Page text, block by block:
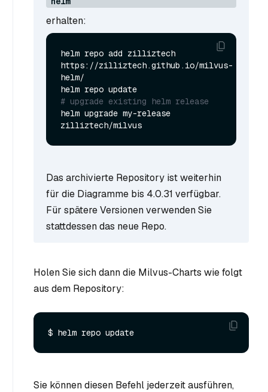
erhalten:
helm repo add zilliztech
https://zilliztech.github.io/milvus-
helm/
# upgrade existing helm release
helm upgrade my-release
Das archivierte Repository ist weiterhin
für die Diagramme bis 4.0.31 verfügbar.
Für spätere Versionen verwenden Sie
stattdessen das neue Repo.
Holen Sie sich dann die Milvus-Charts wie folgt
aus dem Repository:
Sie können diesen Befehl jederzeit ausführen,